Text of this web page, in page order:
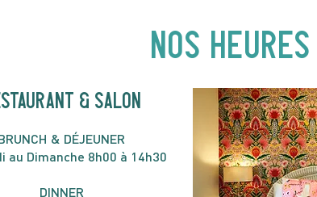
& SALON
RUNCH & DÉJEUNER
au Dimanche 8h00 à 14h30
DINNER
NOS